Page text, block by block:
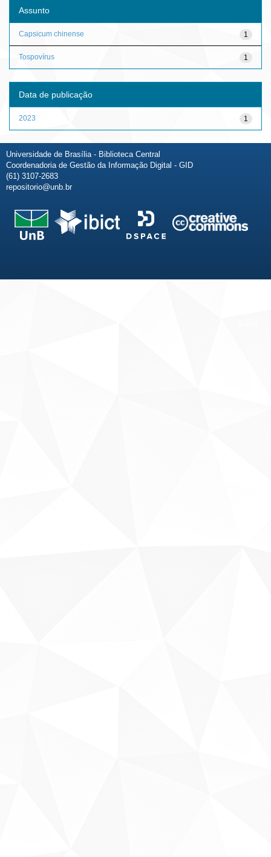
Assunto
1
Capsicum chinense
1
Tospovírus
Data de publicação
1
2023
Universidade de Brasília - Biblioteca Central
Coordenadoria de Gestão da Informação Digital - GID
(61) 3107-2683
repositorio@unb.br